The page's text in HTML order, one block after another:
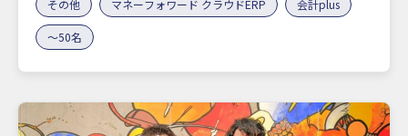
その他 マネーフォワード クラウドERP 会計plus
〜50名